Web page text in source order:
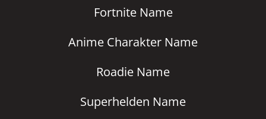
Fortnite Name
Anime Charakter Name
Roadie Name
Superhelden Name